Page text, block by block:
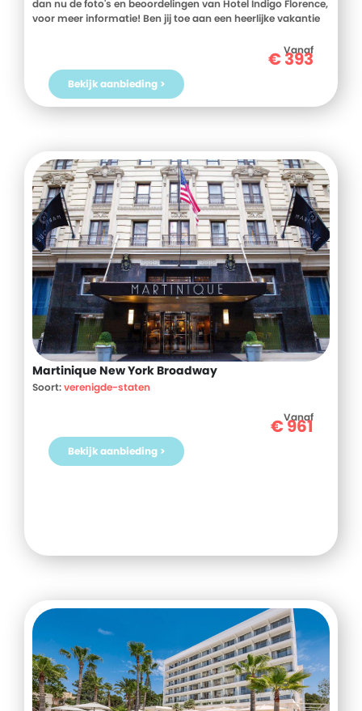
dan nu de foto's en beoordelingen van Hotel Indigo Florence,
voor meer informatie! Ben jij toe aan een heerlijke vakantie
Vanaf
€393
Bekijk aanbieding >
Martinique New York Broadway
Soort:verenigde-staten
Vanaf
€961
Bekijk aanbieding >